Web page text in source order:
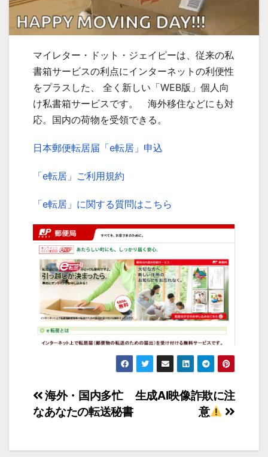
マイレター・ドット・ジェイピーは、従来の私
書箱サービスの利点にインターネットの利便性
をプラスした、 全く新しい「WEB版」個人向
け私書箱サービスです。 海外移住などにも対
応。国内の荷物を受領できる。
日本郵便転居届「e転居」申込
「e転居」ご利用規約
「e転居」に関する質問はこちら
投
稿
ナ
生成AI映像詐欺に注
意
海外・国内多忙
なあなたの転送秘書